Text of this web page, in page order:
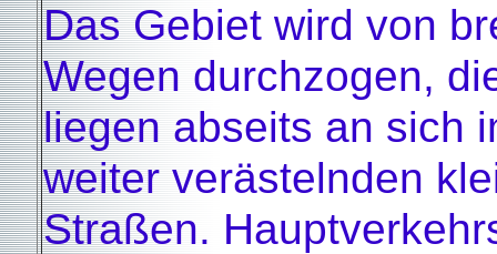
Das Gebiet wird von
Wegen durchzogen,
liegen abseits an sich
weiter verästelnden
Straßen.